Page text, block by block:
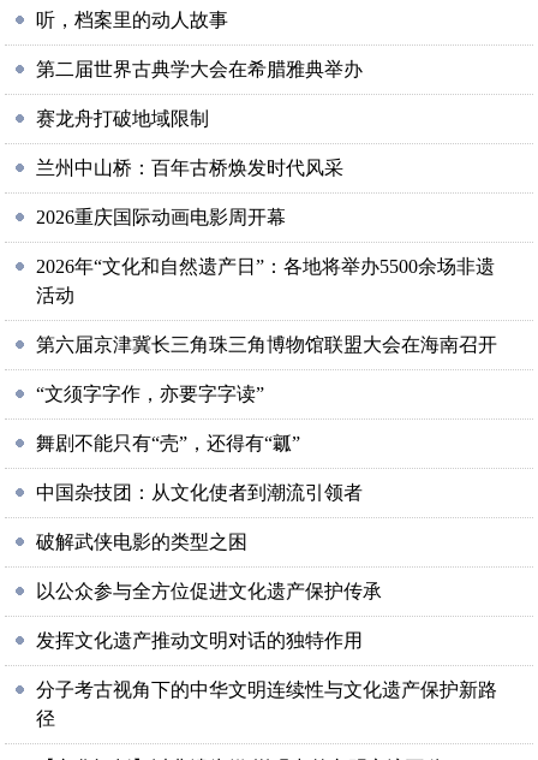
听，档案里的动人故事
第二届世界古典学大会在希腊雅典举办
赛龙舟打破地域限制
兰州中山桥：百年古桥焕发时代风采
2026重庆国际动画电影周开幕
2026年“文化和自然遗产日”：各地将举办5500余场非遗
活动
第六届京津冀长三角珠三角博物馆联盟大会在海南召开
“文须字字作，亦要字字读”
舞剧不能只有“壳”，还得有“瓤”
中国杂技团：从文化使者到潮流引领者
破解武侠电影的类型之困
以公众参与全方位促进文化遗产保护传承
发挥文化遗产推动文明对话的独特作用
分子考古视角下的中华文明连续性与文化遗产保护新路
径